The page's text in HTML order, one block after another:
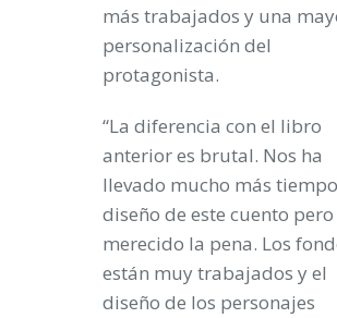
más trabajados y una
personalización del
protagonista.
“La diferencia con el libro
anterior es brutal. Nos ha
llevado mucho más
diseño de este cuento pero
merecido la pena. Los
están muy trabajados y el
diseño de los personajes